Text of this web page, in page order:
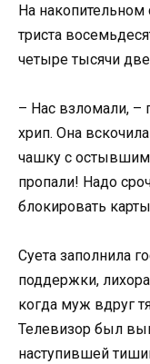
На накопительном
триста
четыре тысячи
– Нас взломали, –
хрип. Она
чашку с
пропали! Надо
блокировать
Суета заполнила
поддержки,
когда муж вдруг
Телевизор был
наступившей